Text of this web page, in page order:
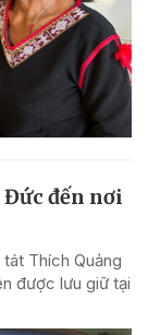
Đức đến nơi
Thích Quảng
được lưu giữ tại